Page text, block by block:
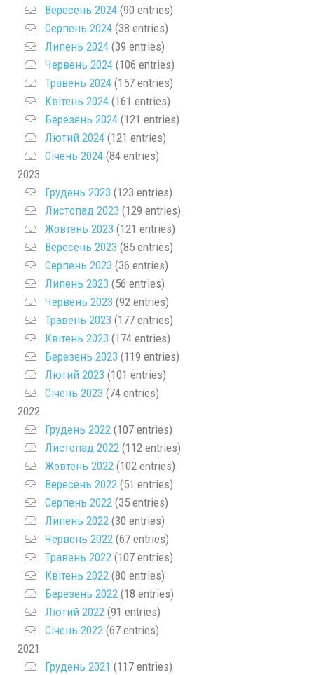
Вересень 2024 (90 entries)
Серпень 2024 (38 entries)
Липень 2024 (39 entries)
Червень 2024 (106 entries)
Травень 2024 (157 entries)
Квітень 2024 (161 entries)
Березень 2024 (121 entries)
Лютий 2024 (121 entries)
Січень 2024 (84 entries)
2023
Грудень 2023 (123 entries)
Листопад 2023 (129 entries)
Жовтень 2023 (121 entries)
Вересень 2023 (85 entries)
Серпень 2023 (36 entries)
Липень 2023 (56 entries)
Червень 2023 (92 entries)
Травень 2023 (177 entries)
Квітень 2023 (174 entries)
Березень 2023 (119 entries)
Лютий 2023 (101 entries)
Січень 2023 (74 entries)
2022
Грудень 2022 (107 entries)
Листопад 2022 (112 entries)
Жовтень 2022 (102 entries)
Вересень 2022 (51 entries)
Серпень 2022 (35 entries)
Липень 2022 (30 entries)
Червень 2022 (67 entries)
Травень 2022 (107 entries)
Квітень 2022 (80 entries)
Березень 2022 (18 entries)
Лютий 2022 (91 entries)
Січень 2022 (67 entries)
2021
Грудень 2021 (117 entries)